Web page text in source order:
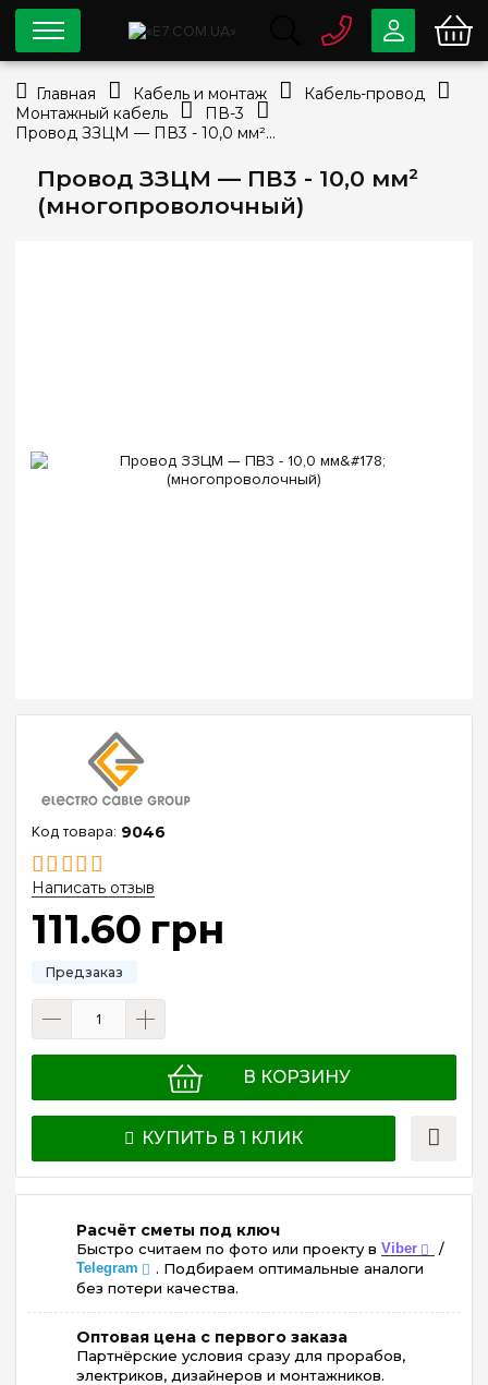
Провод ЗЗЦМ — ПВ3 - 10,0 мм²
(многопроволочный)
9046
Написать отзыв
111.60 грн
В КОРЗИНУ
КУПИТЬ В 1 КЛИК
Расчёт сметы под ключ
Быстро считаем по фото или проекту в Viber /
Telegram
. Подбираем оптимальные аналоги
без потери качества.
Оптовая цена с первого заказа
Партнёрские условия сразу для прорабов,
электриков, дизайнеров и монтажников.
0 80033-63-07
info@e7.com.ua
334-79-78
Viber Telegram
Главная Кабель и монтаж
Кабель-провод
Монтажный кабель
ПВ-3
Провод ЗЗЦМ — ПВ3 - 10,0 мм² (многопроволочный)